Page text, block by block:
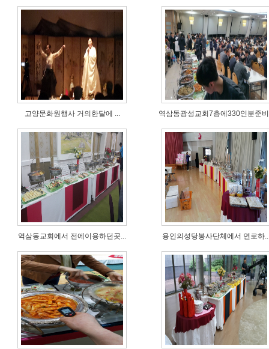
고양문화원행사 거의한달에 ... 역삼동광성교회7층에330인분준
역삼동교회에서 전에이용하던곳... 용인의성당봉사단체에서 연로하